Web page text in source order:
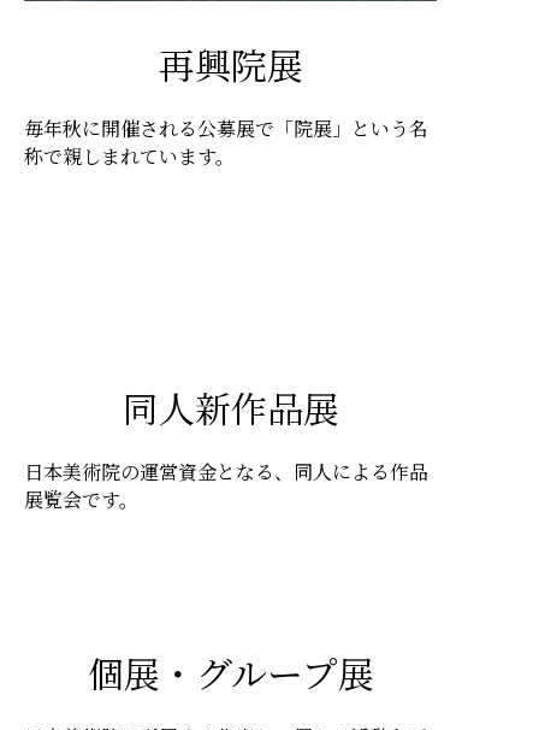
再興院展
毎年秋に開催される公募展で「院展」という名
称で親しまれています。
同人新作品展
日本美術院の運営資金となる、同人による作品
展覧会です。
個展・グループ展